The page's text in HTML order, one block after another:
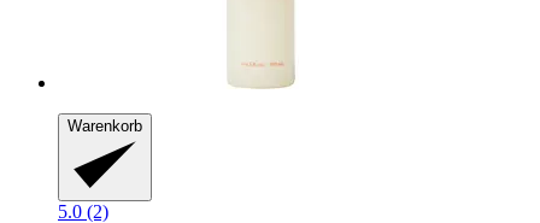
Warenkorb
5.0 (2)